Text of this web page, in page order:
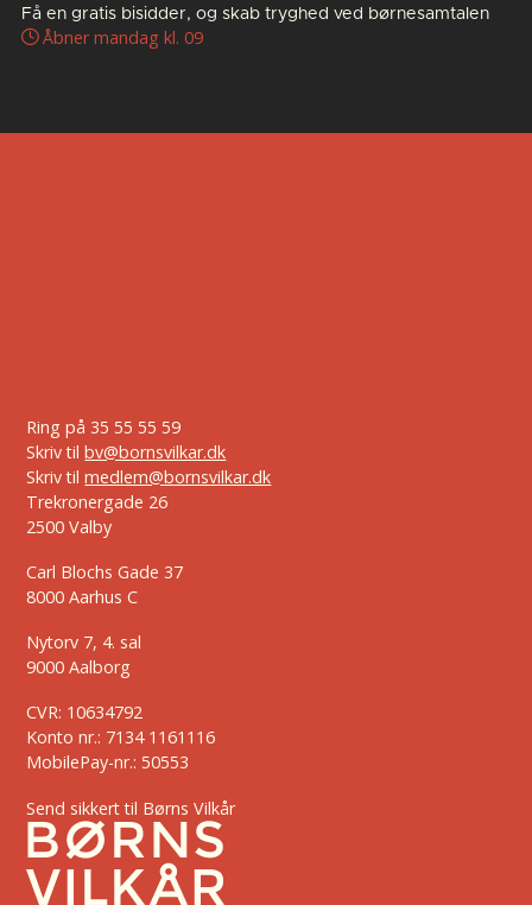
Få en gratis bisidder, og skab tryghed ved børnesamtalen
Åbner mandag kl. 09
Ring på 35 55 55 59
Skriv tilbv@bornsvilkar.dk
Skriv tilmedlem@bornsvilkar.dk
Trekronergade 26
2500 Valby
Carl Blochs Gade 37
8000 Aarhus C
Nytorv 7, 4. sal
9000 Aalborg
CVR: 10634792
Konto nr.: 7134 1161116
MobilePay-nr.: 50553
Send sikkert til Børns Vilkår